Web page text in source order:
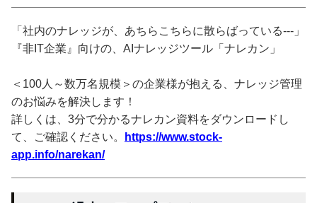
「社内のナレッジが、あちらこちらに散らばっている---」
『非IT企業』向けの、AIナレッジツール「ナレカン」
＜100人～数万名規模＞の企業様が抱える、ナレッジ管理
のお悩みを解決します！
詳しくは、3分で分かるナレカン資料をダウンロードし
て、ご確認ください。
https://www.stock-
app.info/narekan/